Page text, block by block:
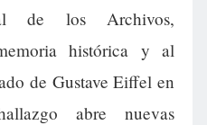
de los Archivos,
histórica y al
de Gustave Eiffel en
abre nuevas